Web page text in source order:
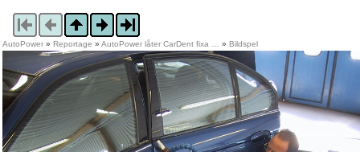
AutoPower » Reportage »AutoPower låter CarDent fixa … » Bildspel